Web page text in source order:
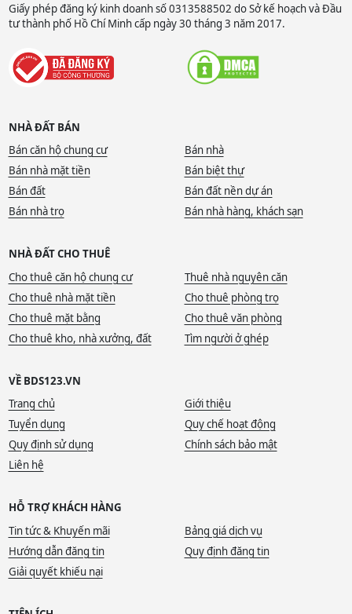
Giấy phép đăng ký kinh doanh số 0313588502 do Sở kế hoạch và Đầu
tư thành phố Hồ Chí Minh cấp ngày 30 tháng 3 năm 2017.
NHÀ ĐẤT BÁN
Bán căn hộ chung cư
Bán nhà
Bán nhà mặt tiền
Bán biệt thự
Bán đất
Bán đất nền dự án
Bán nhà trọ
Bán nhà hàng, khách sạn
NHÀ ĐẤT CHO THUÊ
Cho thuê căn hộ chung cư
Thuê nhà nguyên căn
Cho thuê nhà mặt tiền
Cho thuê phòng trọ
Cho thuê mặt bằng
Cho thuê văn phòng
Cho thuê kho, nhà xưởng, đất
Tìm người ở ghép
VỀ BDS123.VN
Trang chủ
Giới thiệu
Tuyển dụng
Quy chế hoạt động
Quy định sử dụng
Chính sách bảo mật
Liên hệ
HỖ TRỢ KHÁCH HÀNG
Tin tức & Khuyến mãi
Bảng giá dịch vụ
Hướng dẫn đăng tin
Quy định đăng tin
Giải quyết khiếu nại